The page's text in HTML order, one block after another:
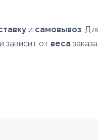
и самовывоз.
зависит от веса